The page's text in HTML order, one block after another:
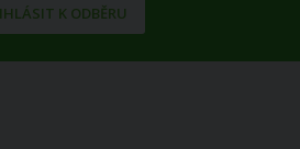
K ODBĚRU